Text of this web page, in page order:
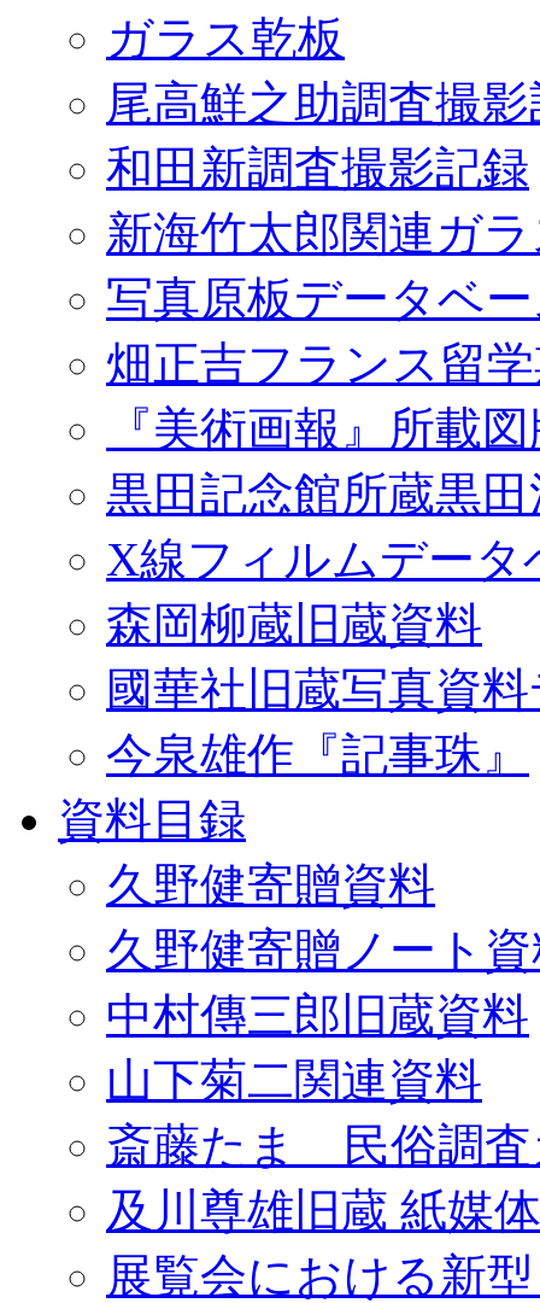
ガラス乾板
尾高鮮之助調査撮
和田新調査撮影記録
新海竹太郎関連ガ
写真原板データベ
畑正吉フランス留
『美術画報』所載
黒田記念館所蔵黒
X線フィルムデータ
森岡柳蔵旧蔵資料
國華社旧蔵写真資
今泉雄作『記事珠』
資料目録
久野健寄贈資料
久野健寄贈ノート
中村傳三郎旧蔵資料
山下菊二関連資料
斎藤たま 民俗調査
及川尊雄旧蔵 紙媒
展覧会における新